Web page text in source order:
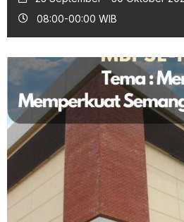
08:00-00:00 WIB